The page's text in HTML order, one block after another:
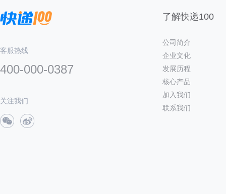
客服热线
400-000-0387
关注我们
了解快递100
公司简介
企业文化
发展历程
核心产品
加入我们
联系我们